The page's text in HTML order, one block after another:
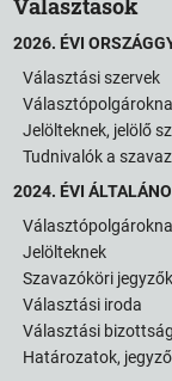
Választások
2026. ÉVI
Választási szervek
Jelölteknek, jelölő
Tudnivalók a
2024. ÉVI
Jelölteknek
Szavazóköri
Választási iroda
Választási bizottság
Határozatok,